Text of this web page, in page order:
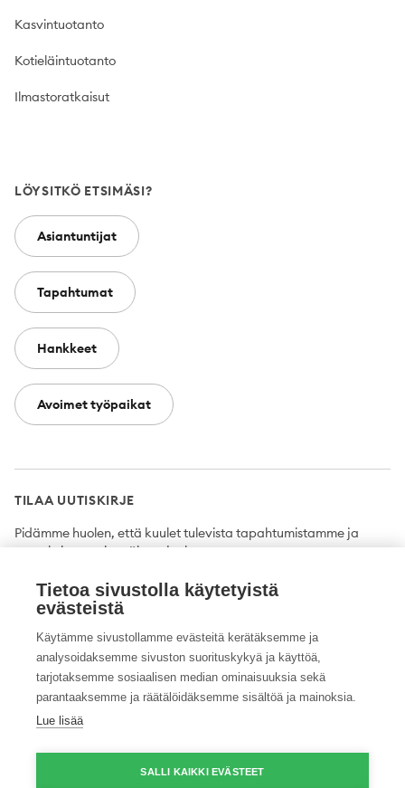
Kasvintuotanto
Kotieläintuotanto
Ilmastoratkaisut
LÖYSITKÖ ETSIMÄSI?
Asiantuntijat
Tapahtumat
Hankkeet
Avoimet työpaikat
TILAA UUTISKIRJE
Pidämme huolen, että kuulet tulevista tapahtumistamme ja
uutuuksista ensimmäisten joukossa.
Tilaa
Twitter FacebookYouTubeInstagramLinkedIn
Tietoa sivustolla käytetyistä
evästeistä
Käytämme sivustollamme evästeitä kerätäksemme ja
analysoidaksemme sivuston suorituskykyä ja käyttöä,
tarjotaksemme sosiaalisen median ominaisuuksia sekä
parantaaksemme ja räätälöidäksemme sisältöä ja mainoksia.
Lue lisää
SALLI KAIKKI EVÄSTEET